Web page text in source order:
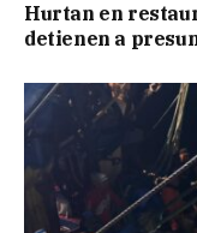
Hurtan en
detienen a